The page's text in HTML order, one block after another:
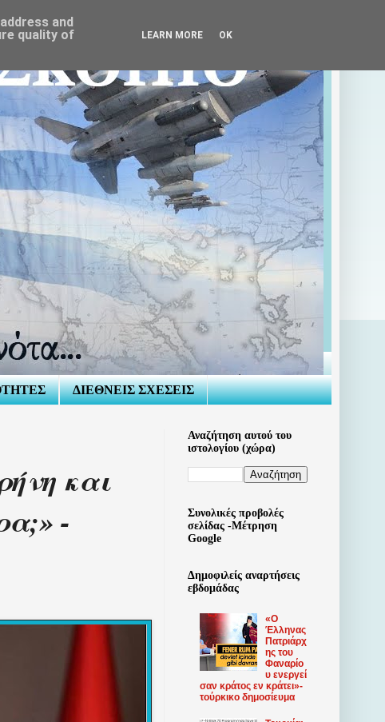
ΔΙΕΘΝΕΙΣ ΣΧΕΣΕΙΣ
και
-
Αναζήτηση αυτού του
ιστολογίου (χώρα)
Συνολικές προβολές
σελίδας -Μέτρηση
Google
Δημοφιλείς αναρτήσεις
εβδομάδας
«Ο
Έλληνας
Πατριάρχ
ης του
Φαναρίο
υ ​​ενεργεί
σαν κράτος εν κράτει»-
τούρκικο δημοσίευμα
and
quality of
LEARN MORE OK